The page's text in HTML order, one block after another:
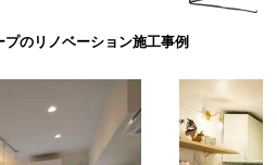
プのリノベーション施工事例